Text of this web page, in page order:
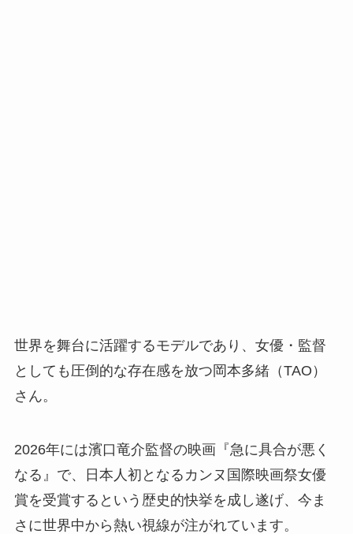
世界を舞台に活躍するモデルであり、女優・監督
としても圧倒的な存在感を放つ岡本多緒（TAO）
さん。
2026年には濱口竜介監督の映画『急に具合が悪く
なる』で、日本人初となるカンヌ国際映画祭女優
賞を受賞するという歴史的快挙を成し遂げ、今ま
さに世界中から熱い視線が注がれています。